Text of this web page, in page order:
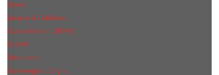
Diesel
Дольче & Габбана
Donna Karan (DKNY)
Dunhill
Eisenberg
Ermenegildo Zegna